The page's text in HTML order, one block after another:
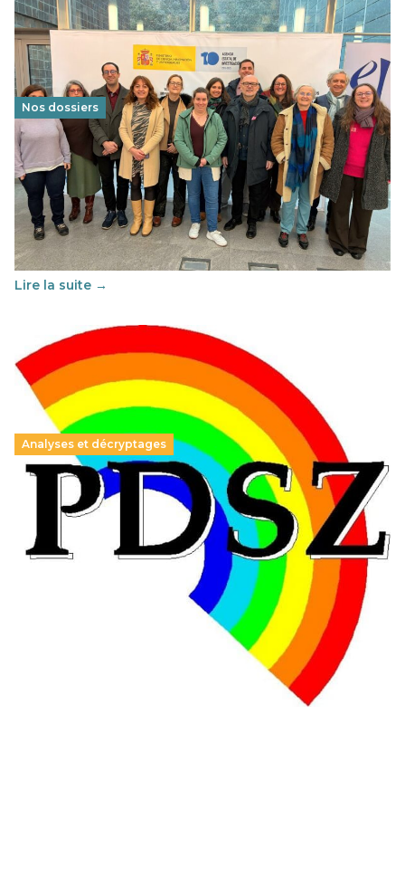
Nos dossiers
Éducation au vivre-ensemble : un échange croisé
franco-espagnol pour changer d’approche
29 juin 2026-National
Cette année, l'UNSA Éducation a mené un projet Erasmus
soutenu par l'union Européenne et centré sur l'éducation
au vivre-ensemble : quelles différences entre la France…
Lire la suite →
Analyses et décryptages
Hongrie : du changement pour les politiques
éducatives, aussi !
25 juin 2026
En Hongrie, le conservateur Peter Magyar et son parti
Tisza "Respect et liberté" ont remporté une large victoire,
contre le premier ministre sortant, Viktor Orban,…